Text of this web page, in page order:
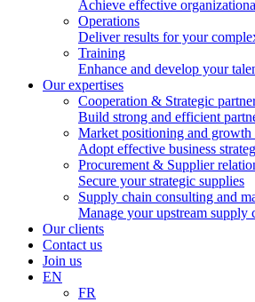
Achieve effective
Operations
Deliver results for your
Training
Enhance and develop your
Our expertises
Cooperation & Strategic
Build strong and efficient
Market positioning and growth
Adopt effective business
Procurement & Supplier
Secure your strategic supplies
Supply chain consulting and
Manage your upstream supply
Our clients
Contact us
Join us
EN
FR